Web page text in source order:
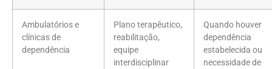
Ambulatórios e
clínicas de
dependência
Plano terapêutico,
reabilitação,
equipe
interdisciplinar
Quando houver
dependência
estabelecida ou
necessidade de